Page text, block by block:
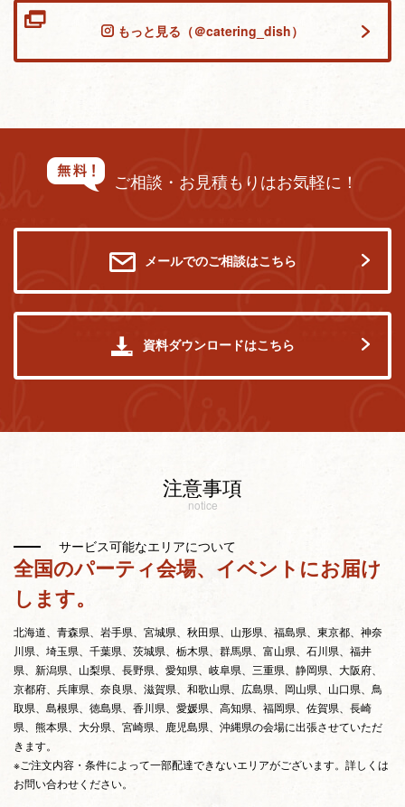
もっと見る（＠catering_dish）
ご相談・お見積もりはお気軽に！
メールでのご相談はこちら
資料ダウンロードはこちら
注意事項
notice
サービス可能なエリアについて
全国のパーティ会場、イベントにお届け
します。
北海道、青森県、岩手県、宮城県、秋田県、山形県、福島県、東京都、神奈
川県、埼玉県、千葉県、茨城県、栃木県、群馬県、富山県、石川県、福井
県、新潟県、山梨県、長野県、愛知県、岐阜県、三重県、静岡県、大阪府、
京都府、兵庫県、奈良県、滋賀県、和歌山県、広島県、岡山県、山口県、鳥
取県、島根県、徳島県、香川県、愛媛県、高知県、福岡県、佐賀県、長崎
県、熊本県、大分県、宮崎県、鹿児島県、沖縄県の会場に出張させていただ
きます。
※ご注文内容・条件によって一部配達できないエリアがございます。詳しくは
お問い合わせください。